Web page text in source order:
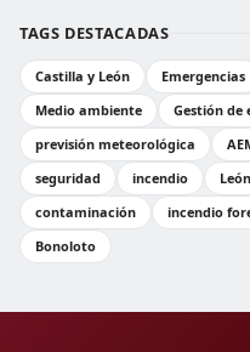
TAGS DESTACADAS
Castilla y León Emergencias
Medio ambiente
Gestión de
previsión meteorológica
seguridad
incendio León
contaminación
incendio
Bonoloto